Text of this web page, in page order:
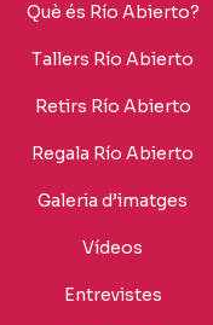
Què és Río Abierto?
Tallers Río Abierto
Retirs Río Abierto
Regala Río Abierto
Galeria d’imatges
Vídeos
Entrevistes